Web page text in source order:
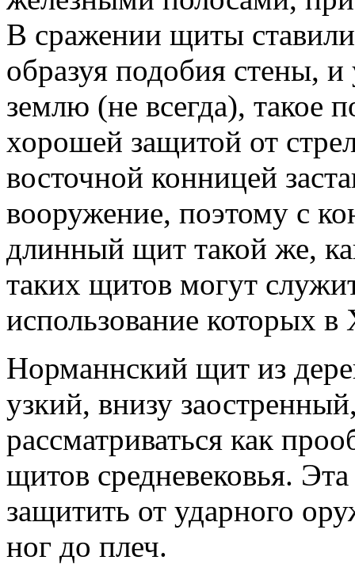
В сражении щиты
образуя подобия стены,
землю (не всегда), такое
хорошей защитой от
восточной конницей
вооружение, поэтому с
длинный щит такой же,
таких щитов могут
использование которых
Норманнский щит из
узкий, внизу
рассматриваться как
щитов средневековья.
защитить от ударного
ног до плеч.